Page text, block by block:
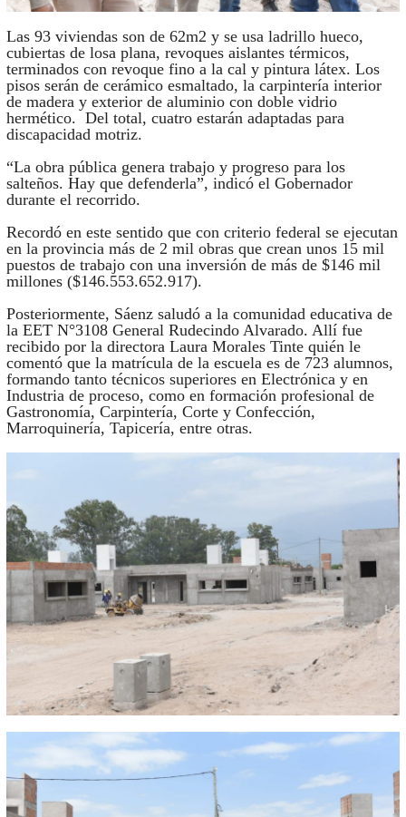
Las 93 viviendas son de 62m2 y se usa ladrillo hueco,
cubiertas de losa plana, revoques aislantes térmicos,
terminados con revoque fino a la cal y pintura látex. Los
pisos serán de cerámico esmaltado, la carpintería interior
de madera y exterior de aluminio con doble vidrio
hermético. Del total, cuatro estarán adaptadas para
discapacidad motriz.
“La obra pública genera trabajo y progreso para los
salteños. Hay que defenderla”, indicó el Gobernador
durante el recorrido.
Recordó en este sentido que con criterio federal se ejecutan
en la provincia más de 2 mil obras que crean unos 15 mil
puestos de trabajo con una inversión de más de $146 mil
millones ($146.553.652.917).
Posteriormente, Sáenz saludó a la comunidad educativa de
la EET N°3108 General Rudecindo Alvarado. Allí fue
recibido por la directora Laura Morales Tinte quién le
comentó que la matrícula de la escuela es de 723 alumnos,
formando tanto técnicos superiores en Electrónica y en
Industria de proceso, como en formación profesional de
Gastronomía, Carpintería, Corte y Confección,
Marroquinería, Tapicería, entre otras.